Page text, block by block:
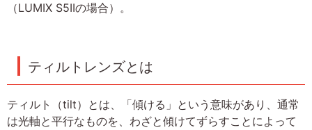
（LUMIX S5IIの場合）。
ティルトレンズとは
ティルト（tilt）とは、「傾ける」という意味があり、通常
は光軸と平行なものを、わざと傾けてずらすことによって